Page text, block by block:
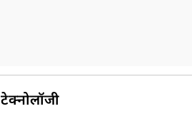
टेक्नोलॉजी